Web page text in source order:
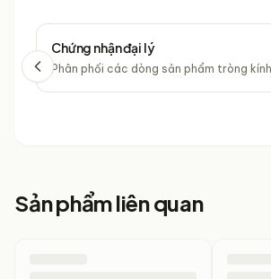
Chứng nhận đại lý
Phân phối các dòng sản phẩm tròng
Sản phẩm liên quan